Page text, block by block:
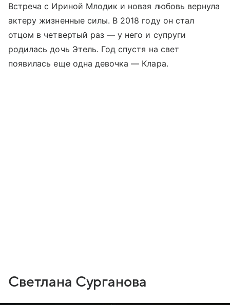
Встреча с Ириной Млодик и новая любовь вернула
актеру жизненные силы. В 2018 году он стал
отцом в четвертый раз — у него и супруги
родилась дочь Этель. Год спустя на свет
появилась еще одна девочка — Клара.
Светлана Сурганова